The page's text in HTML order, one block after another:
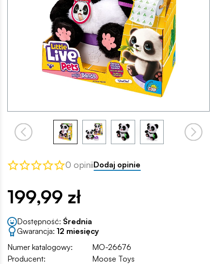
0 opiniiDodaj opinie
199,99 zł
Dostępność: Średnia
Gwarancja: 12 miesięcy
Numer katalogowy:
MO-26676
Producent:
Moose Toys